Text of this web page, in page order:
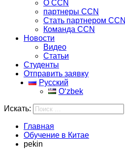
О CCN
партнеры ССN
Стать партнером CCN
Команда ССN
Новости
Видео
Статьи
Студенты
Отправить заявку
Русский
Oʻzbek
Искать:
Главная
Обучение в Китае
pekin